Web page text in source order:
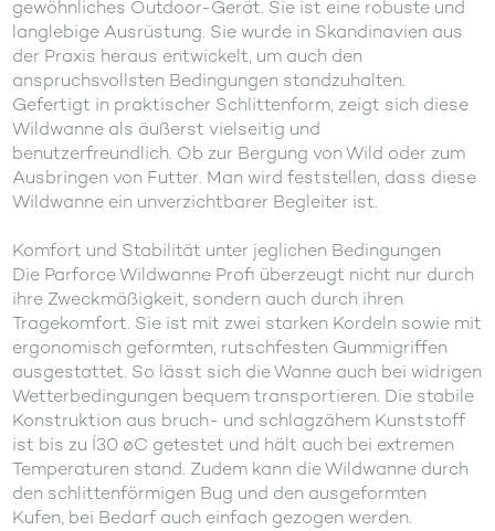
gewöhnliches Outdoor-Gerät. Sie ist eine robuste und
langlebige Ausrüstung. Sie wurde in Skandinavien aus
der Praxis heraus entwickelt, um auch den
anspruchsvollsten Bedingungen standzuhalten.
Gefertigt in praktischer Schlittenform, zeigt sich diese
Wildwanne als äußerst vielseitig und
benutzerfreundlich. Ob zur Bergung von Wild oder zum
Ausbringen von Futter. Man wird feststellen, dass diese
Wildwanne ein unverzichtbarer Begleiter ist.
Komfort und Stabilität unter jeglichen Bedingungen
Die Parforce Wildwanne Profi überzeugt nicht nur durch
ihre Zweckmäßigkeit, sondern auch durch ihren
Tragekomfort. Sie ist mit zwei starken Kordeln sowie mit
ergonomisch geformten, rutschfesten Gummigriffen
ausgestattet. So lässt sich die Wanne auch bei widrigen
Wetterbedingungen bequem transportieren. Die stabile
Konstruktion aus bruch- und schlagzähem Kunststoff
ist bis zu Í30 øC getestet und hält auch bei extremen
Temperaturen stand. Zudem kann die Wildwanne durch
den schlittenförmigen Bug und den ausgeformten
Kufen, bei Bedarf auch einfach gezogen werden.